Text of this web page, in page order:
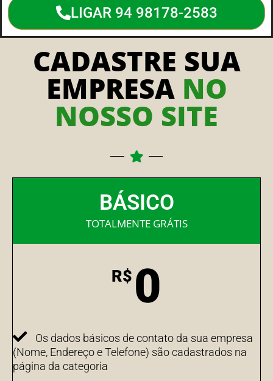
LIGAR 94 98178-2583
CADASTRE SUA
EMPRESA NO
NOSSO SITE
BÁSICO
TOTALMENTE GRÁTIS
R$ 0
Os dados básicos de contato da sua empresa
(Nome, Endereço e Telefone) são cadastrados na
página da categoria